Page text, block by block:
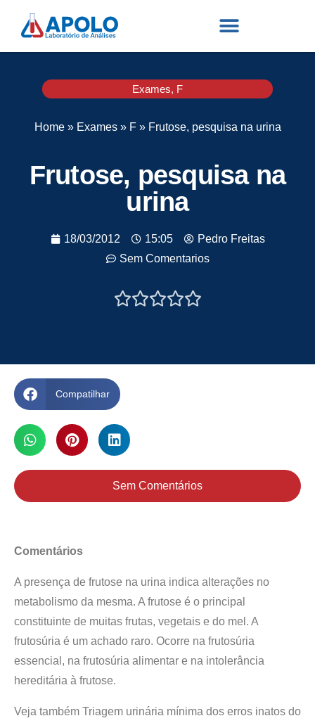
Exames, F
Home» Exames» F» Frutose, pesquisa na urina
Frutose, pesquisa na
urina
18/03/2012 15:05
Pedro Freitas
Sem Comentarios

Compatilhar
Sem Comentários
Comentários
A presença de frutose na urina indica alterações no
metabolismo da mesma. A frutose é o principal
constituinte de muitas frutas, vegetais e do mel. A
frutosúria é um achado raro. Ocorre na frutosúria
essencial, na frutosúria alimentar e na intolerância
hereditária à frutose.
Veja também Triagem urinária mínima dos erros inatos do